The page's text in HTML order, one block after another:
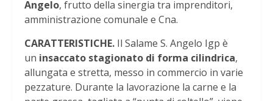
Angelo, frutto della sinergia tra imprenditori,
amministrazione comunale e Cna.
CARATTERISTICHE. Il Salame S. Angelo Igp è
un insaccato stagionato di forma cilindrica,
allungata e stretta, messo in commercio in varie
pezzature. Durante la lavorazione la carne e la